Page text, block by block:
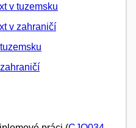
v tuzemsku
v zahraničí